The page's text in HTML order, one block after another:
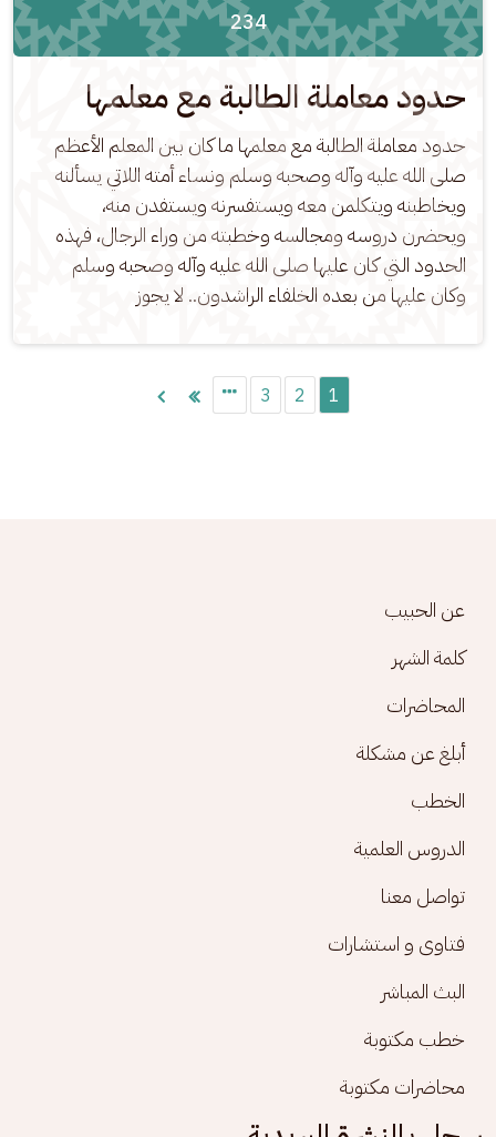
234
حدود معاملة الطالبة مع معلمها
حدود معاملة الطالبة مع معلمها ما كان بين المعلم الأعظم
صلى الله عليه وآله وصحبه وسلم ونساء أمته اللاتي يسألنه
ويخاطبنه ويتكلمن معه ويستفسرنه ويستفدن منه،
ويحضرن دروسه ومجالسه وخطبته من وراء الرجال، فهذه
الحدود التي كان عليها صلى الله عليه وآله وصحبه وسلم
وكان عليها من بعده الخلفاء الراشدون.. لا يجوز
1
2
3
Footer menu
عن الحبيب
كلمة الشهر
المحاضرات
أبلغ عن مشكلة
الخطب
الدروس العلمية
تواصل معنا
فتاوى و استشارات
البث المباشر
خطب مكتوبة
محاضرات مكتوبة